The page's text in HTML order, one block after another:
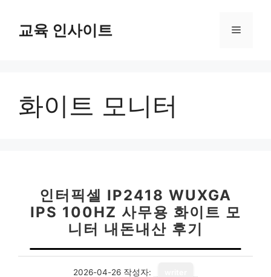
교육 인사이트 메
화이트 모니터
인터픽셀 IP2418 WUXGA
IPS 100HZ 사무용 화이트 모
니터 내돈내산 후기
2026-04-26 작성자: